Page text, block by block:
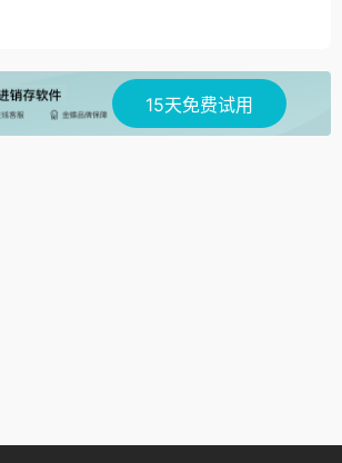
15天免费试用